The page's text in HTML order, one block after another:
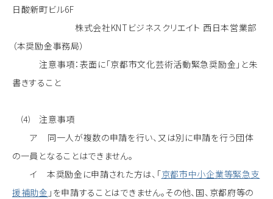
日酸新町ビル6F
株式会社KNTビジネスクリエイト 西日本営業部
（本奨励金事務局）
注意事項：表面に「京都市文化芸術活動緊急奨励金」と朱
書きすること
⑷ 注意事項
ア 同一人が複数の申請を行い、又は別に申請を行う団体
の一員となることはできません。
イ 本奨励金に申請された方は、「京都市中小企業等緊急支
援補助金 」を申請することはできません。その他、国、京都府等の